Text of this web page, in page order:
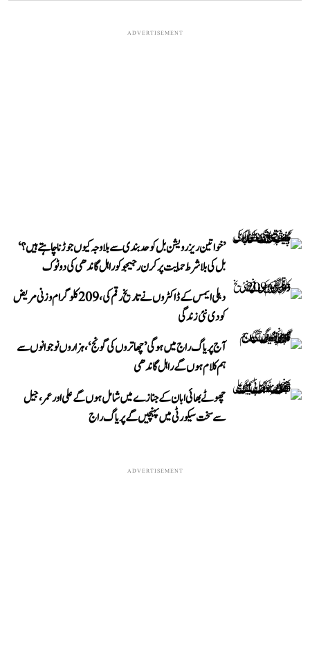
ADVERTISEMENT
’خواتین ریزرویشن بل کو حدبندی سے بلا وجہ کیوں جوڑنا چاہتے ہیں؟‘
بل کی بلا شرط حمایت پر کرن رجیجو کو راہل گاندھی کی دوٹوک
دہلی ایمس کے ڈاکٹروں نے تاریخ رقم کی، 209 کلوگرام وزنی مریض
کو دی نئی زندگی
آج پریاگ راج میں ہوگی ’چھاتروں کی گونج‘، ہزاروں نوجوانوں سے
ہم کلام ہوں گے راہل گاندھی
چھوٹے بھائی ابان کے جنازے میں شامل ہوں گے علی اور عمر، جیل
سے سخت سیکورٹی میں پہنچیں گے پریاگ راج
ADVERTISEMENT